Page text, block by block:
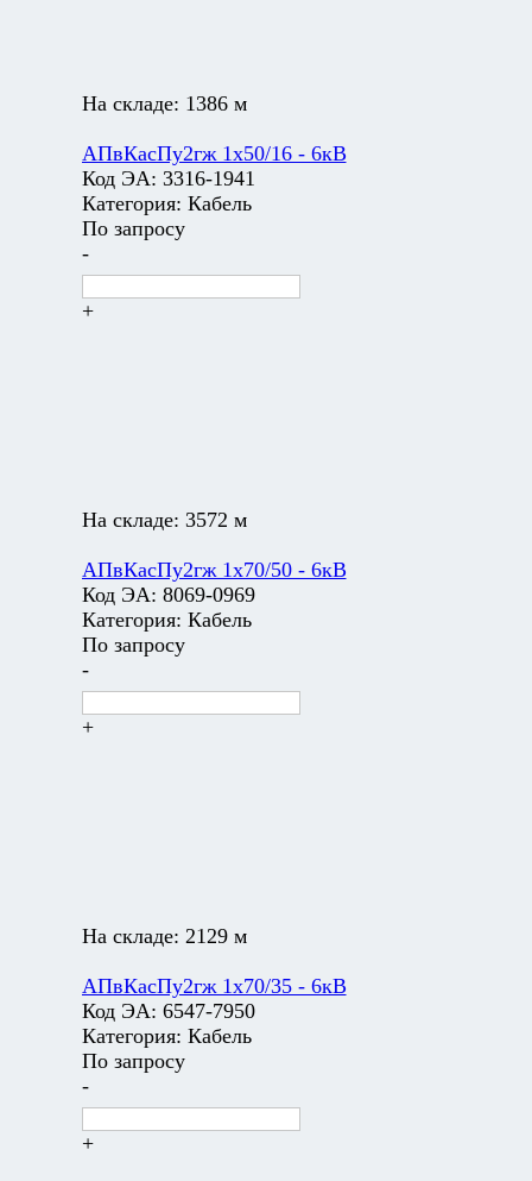
На складе: 1386 м
АПвКасПу2гж 1х50/16 - 6кВ
Код ЭА: 3316-1941
Категория: Кабель
По запросу
-
+
На складе: 3572 м
АПвКасПу2гж 1х70/50 - 6кВ
Код ЭА: 8069-0969
Категория: Кабель
По запросу
-
+
На складе: 2129 м
АПвКасПу2гж 1х70/35 - 6кВ
Код ЭА: 6547-7950
Категория: Кабель
По запросу
-
+